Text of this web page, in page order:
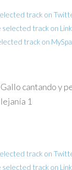
Gallo cantando y
lejanía 1